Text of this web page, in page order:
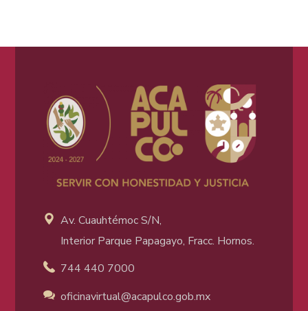
Av. Cuauhtémoc S/N,
Interior Parque Papagayo, Fracc. Hornos.
744 440 7000
oficinavirtual@acapulco.gob.mx